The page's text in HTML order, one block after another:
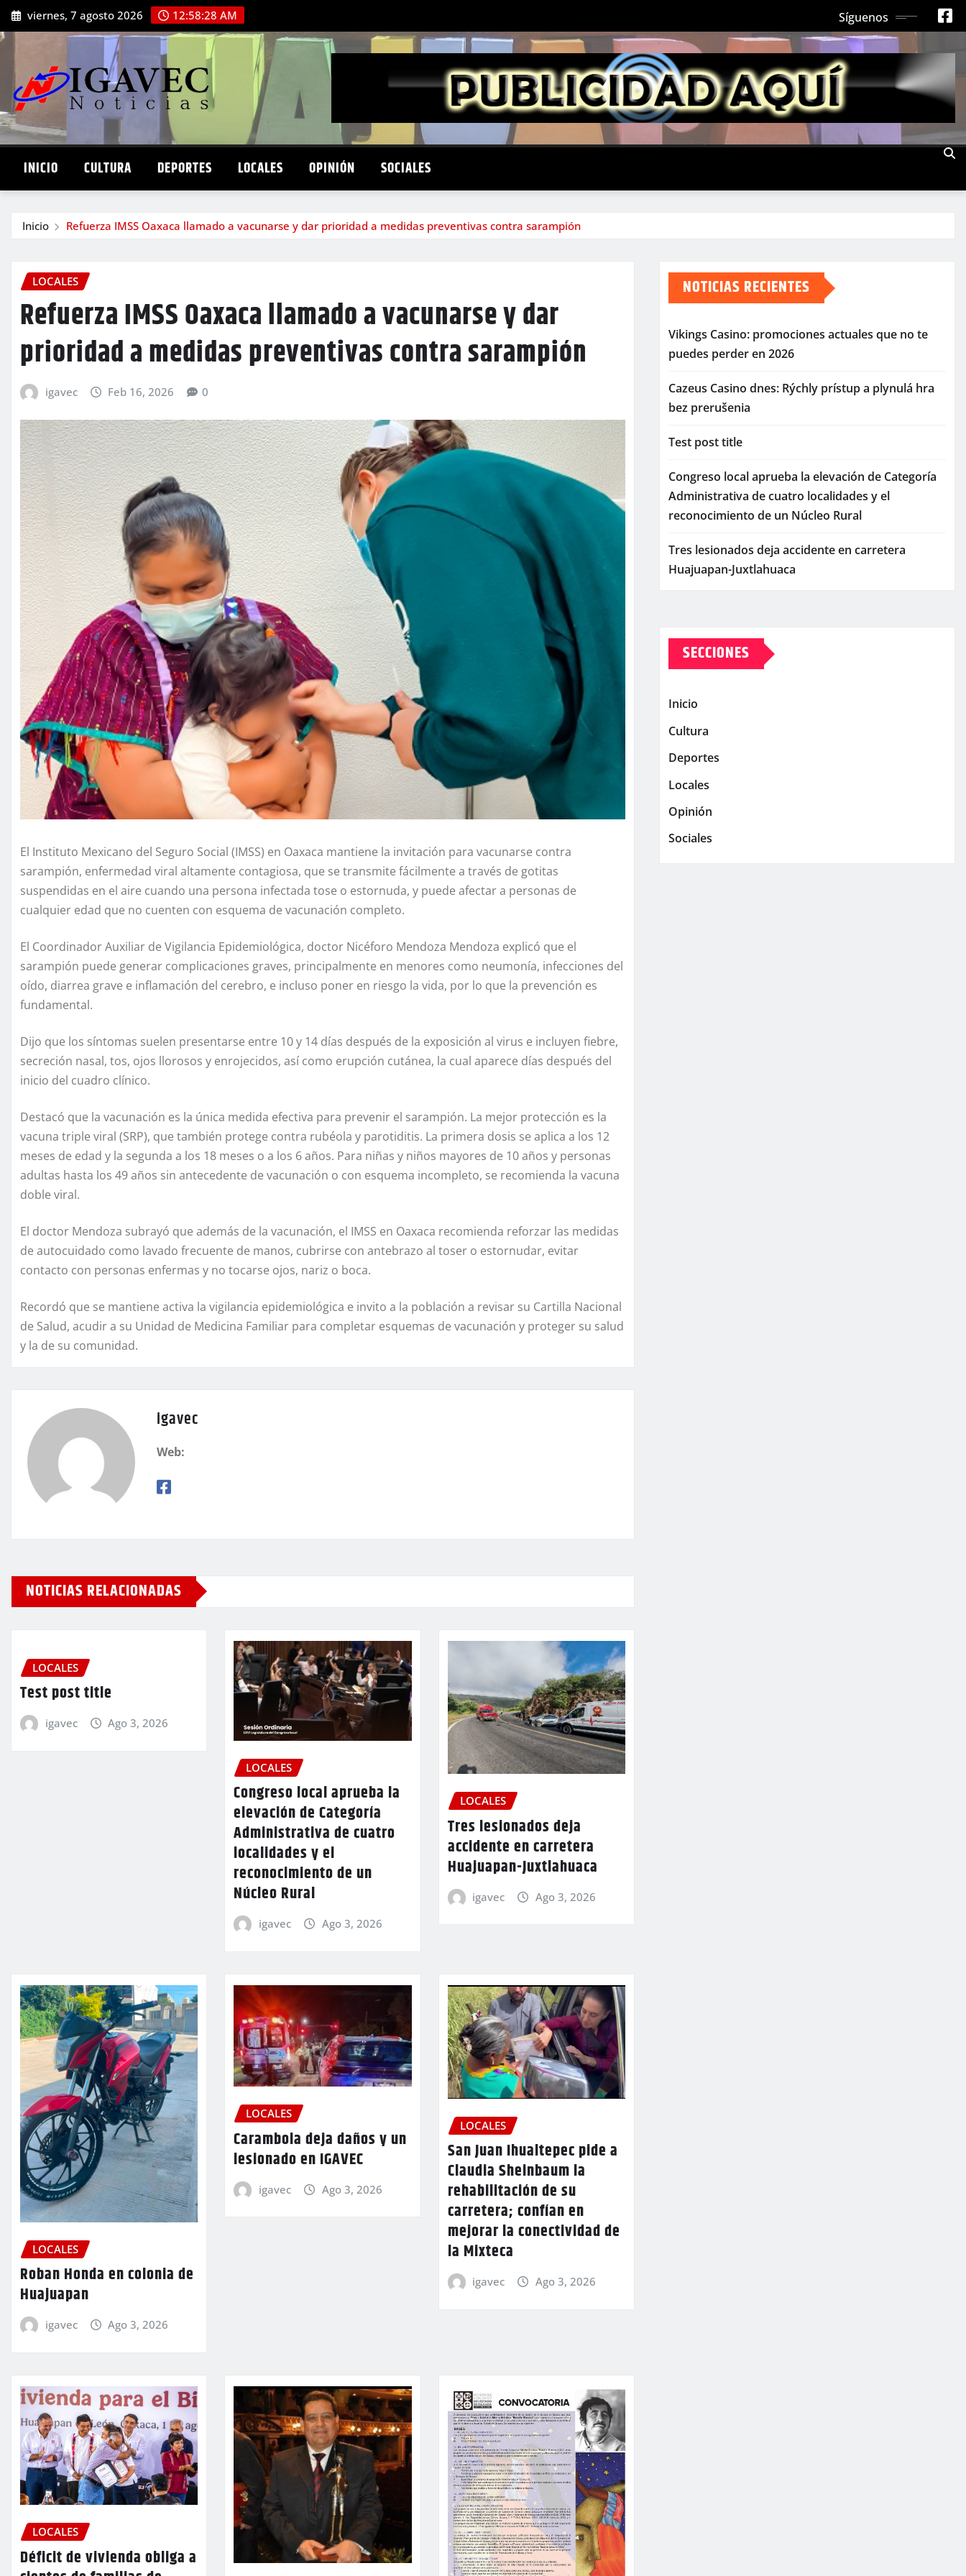
Saltar
al
contenido
viernes, 7 agosto 2026 12:58:29 AM Síguenos
INICIO CULTURA DEPORTES LOCALES OPINIÓN SOCIALES
Inicio Refuerza IMSS Oaxaca llamado a vacunarse y dar prioridad a medidas preventivas contra sarampión
LOCALES
Refuerza IMSS Oaxaca llamado a vacunarse y dar
prioridad a medidas preventivas contra sarampión
igavec Feb 16, 2026 0
El Instituto Mexicano del Seguro Social (IMSS) en Oaxaca mantiene la invitación para vacunarse contra
sarampión, enfermedad viral altamente contagiosa, que se transmite fácilmente a través de gotitas
suspendidas en el aire cuando una persona infectada tose o estornuda, y puede afectar a personas de
cualquier edad que no cuenten con esquema de vacunación completo.
El Coordinador Auxiliar de Vigilancia Epidemiológica, doctor Nicéforo Mendoza Mendoza explicó que el
sarampión puede generar complicaciones graves, principalmente en menores como neumonía, infecciones del
oído, diarrea grave e inflamación del cerebro, e incluso poner en riesgo la vida, por lo que la prevención es
fundamental.
Dijo que los síntomas suelen presentarse entre 10 y 14 días después de la exposición al virus e incluyen fiebre,
secreción nasal, tos, ojos llorosos y enrojecidos, así como erupción cutánea, la cual aparece días después del
inicio del cuadro clínico.
Destacó que la vacunación es la única medida efectiva para prevenir el sarampión. La mejor protección es la
vacuna triple viral (SRP), que también protege contra rubéola y parotiditis. La primera dosis se aplica a los 12
meses de edad y la segunda a los 18 meses o a los 6 años. Para niñas y niños mayores de 10 años y personas
adultas hasta los 49 años sin antecedente de vacunación o con esquema incompleto, se recomienda la vacuna
doble viral.
El doctor Mendoza subrayó que además de la vacunación, el IMSS en Oaxaca recomienda reforzar las medidas
de autocuidado como lavado frecuente de manos, cubrirse con antebrazo al toser o estornudar, evitar
contacto con personas enfermas y no tocarse ojos, nariz o boca.
Recordó que se mantiene activa la vigilancia epidemiológica e invito a la población a revisar su Cartilla Nacional
de Salud, acudir a su Unidad de Medicina Familiar para completar esquemas de vacunación y proteger su salud
y la de su comunidad.
igavec
Web:
NOTICIAS RELACIONADAS
LOCALES
Test post title
igavec Ago 3, 2026
LOCALES
Congreso local aprueba la
elevación de Categoría
Administrativa de cuatro
localidades y el
reconocimiento de un
Núcleo Rural
igavec Ago 3, 2026
LOCALES
Tres lesionados deja
accidente en carretera
Huajuapan-Juxtlahuaca
igavec Ago 3, 2026
LOCALES
Roban Honda en colonia de
Huajuapan
igavec Ago 3, 2026
LOCALES
Carambola deja daños y un
lesionado en IGAVEC
igavec Ago 3, 2026
LOCALES
San Juan Ihualtepec pide a
Claudia Sheinbaum la
rehabilitación de su
carretera; confían en
mejorar la conectividad de
la Mixteca
igavec Ago 3, 2026
LOCALES
Déficit de vivienda obliga a
NOTICIAS RECIENTES
Vikings Casino: promociones actuales que no te
puedes perder en 2026
Cazeus Casino dnes: Rýchly prístup a plynulá hra
bez prerušenia
Test post title
Congreso local aprueba la elevación de Categoría
Administrativa de cuatro localidades y el
reconocimiento de un Núcleo Rural
Tres lesionados deja accidente en carretera
Huajuapan-Juxtlahuaca
SECCIONES
Inicio
Cultura
Deportes
Locales
Opinión
Sociales